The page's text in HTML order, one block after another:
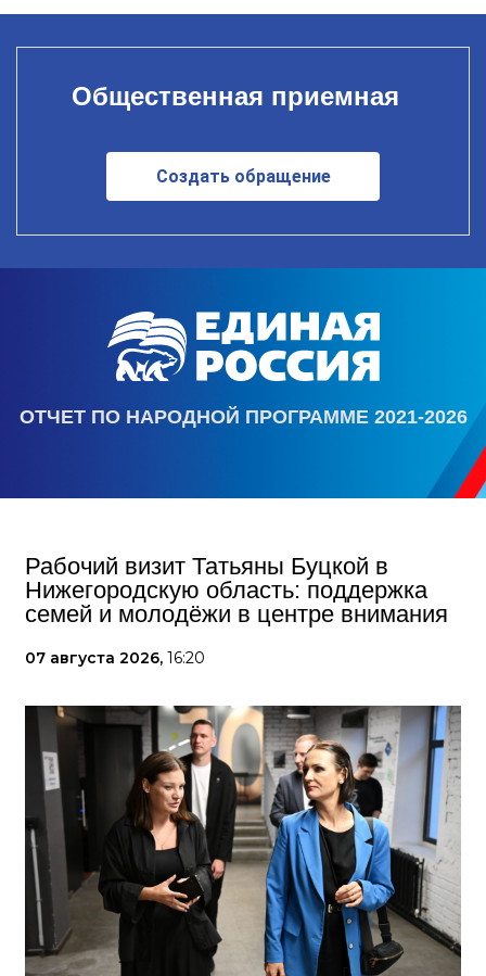
Общественная приемная
Создать обращение
ОТЧЕТ ПО НАРОДНОЙ ПРОГРАММЕ 2021-2026
Рабочий визит Татьяны Буцкой в
Нижегородскую область: поддержка
семей и молодёжи в центре внимания
07 августа 2026, 16:20